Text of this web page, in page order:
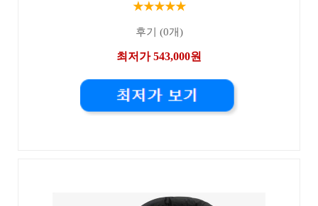
★★★★★
후기 (0개)
최저가 543,000원